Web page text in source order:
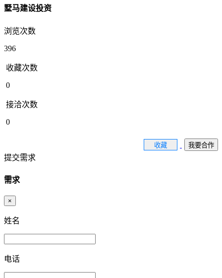
墅马建设投资
浏览次数
396
收藏次数
0
接洽次数
0
收藏 我要合作
提交需求
需求
×
姓名
电话